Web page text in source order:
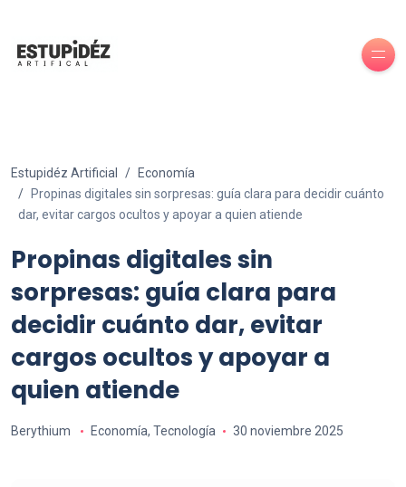
Estupidéz Artificial
Economía
Propinas digitales sin sorpresas: guía clara para decidir cuánto
dar, evitar cargos ocultos y apoyar a quien atiende
Propinas digitales sin
sorpresas: guía clara para
decidir cuánto dar, evitar
cargos ocultos y apoyar a
quien atiende
Berythium Economía, Tecnología 30 noviembre 2025